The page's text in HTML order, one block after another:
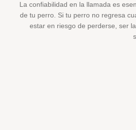
La confiabilidad en la llamada es
de tu perro. Si tu perro no regresa
estar en riesgo de perderse, ser